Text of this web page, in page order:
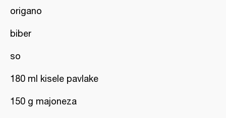
origano
biber
so
180 ml kisele pavlake
150 g majoneza